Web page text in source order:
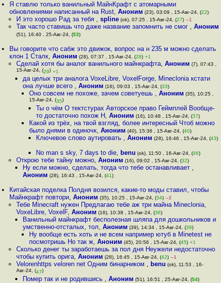
Я ставлю только ванильный МайнКрафт с атомарными
обновлениями написанный на Rust,Аноним (23), 03:09 , 15-Авг-24, (22)
И это хорошо Рад за тебя , spline(ok), 07:25 , 15-Авг-24, (27) –1
Так часто ставишь что даже название запомнить не смог , Аноним
(51), 16:40 , 25-Авг-24, (53)
Вы говорите что сабж это движок, вопрос на н 235 м можно сделать
клон 1 Сталк,Аноним (28), 07:37 , 15-Авг-24, (28) +1
Сделай хотя бы аналог ванильного майнкрафта, Аноним (7), 07:43 ,
15-Авг-24, (29) +1
да целых три аналога VoxeLibre, VoxelForge, Mineclonia кстати
она лучше всего , Аноним (16), 09:03 , 15-Авг-24, (33)
Оно совсем не похоже, зачем советуешь ,Аноним (35), 10:25 ,
15-Авг-24, (35)
Ты о чём О тектстурах Авторское право Геймплей Вообще-
то достаточно похож Н, Аноним (16), 10:48 , 15-Авг-24, (37)
Какой из трёх, на твой взгляд, более интересный Чтоб можно
было днями в одиночк,Аноним (40), 15:36 , 15-Авг-24, (40)
Ключевое слово аутировать , Аноним (28), 16:46 , 15-Авг-24, (43)
No man s sky, 7 days to die, benu (ok), 11:50 , 16-Авг-24, (46)
Открою тебе тайну можно, Аноним (16), 09:02 , 15-Авг-24, (32)
Ну если можно, сделать, тогда что тебе останавливает ,
Аноним (28), 16:43 , 15-Авг-24, (41)
Китайская поделка Полдня возился, какие-то моды ставил, чтобы
Майнкрафт повтори,Аноним (35), 10:25 , 15-Авг-24, (34) –2
Тебе Minecraft нужен Предлагаю тебе аж три майна Mineclonia,
VoxeLibre, VoxelF, Аноним (16), 10:38 , 15-Авг-24, (36)
Ванильный майнкрафт бесполезная шляпа для дошкольников и
умственно-отсталых, тол, Аноним (39), 14:34 , 15-Авг-24, (39)
Ну вообще есть хоть и не всем например ютуб в Minetest не
посмотришь Но так ж,Аноним (45), 20:56 , 15-Авг-24, (45) +1
Сколько денег ты заработаешь за пол дня Неужели недостаточно
чтобы купить орига, Аноним (28), 16:45 , 15-Авг-24, (42) –1
Velorenhttps veloren net Одним бинарником , benu (ok), 11:53 , 16-
Авг-24, (47)
Помер так и не родившись , Аноним (51), 16:51 , 25-Авг-24, (54)